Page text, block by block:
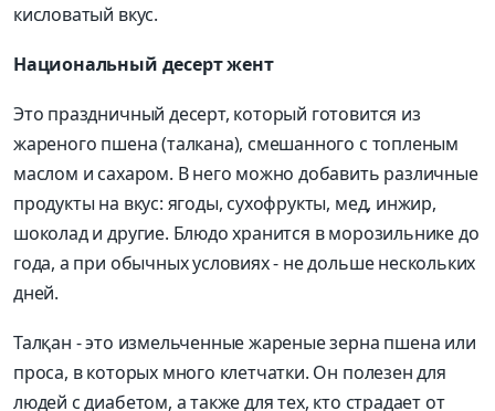
кисловатый вкус.
Национальный десерт жент
Это праздничный десерт, который готовится из
жареного пшена (талкана), смешанного с топленым
маслом и сахаром. В него можно добавить различные
продукты на вкус: ягоды, сухофрукты, мед, инжир,
шоколад и другие. Блюдо хранится в морозильнике до
года, а при обычных условиях - не дольше нескольких
дней.
Талқан - это измельченные жареные зерна пшена или
проса, в которых много клетчатки. Он полезен для
людей с диабетом, а также для тех, кто страдает от